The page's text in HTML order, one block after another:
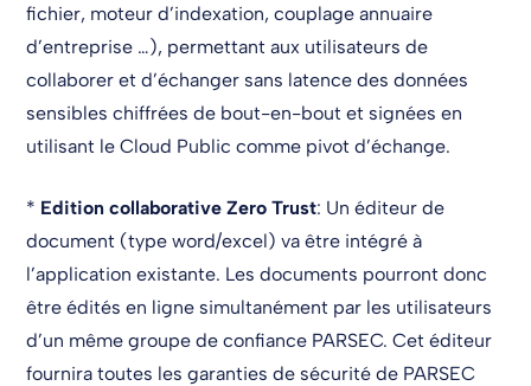
fichier, moteur d’indexation, couplage annuaire
d’entreprise …), permettant aux utilisateurs de
collaborer et d’échanger sans latence des données
sensibles chiffrées de bout-en-bout et signées en
utilisant le Cloud Public comme pivot d’échange.
* Edition collaborative Zero Trust: Un éditeur de
document (type word/excel) va être intégré à
l’application existante. Les documents pourront donc
être édités en ligne simultanément par les utilisateurs
d’un même groupe de confiance PARSEC. Cet éditeur
fournira toutes les garanties de sécurité de PARSEC